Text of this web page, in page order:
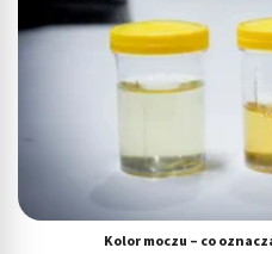
Kolor moczu – co